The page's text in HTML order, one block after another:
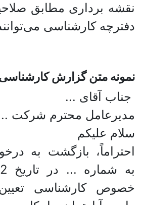
نقشه برداری مطابق
دفترچه کارشناسی
نمونه متن گزارش
جناب آقای ...
مدیرعامل محترم شرکت
سلام علیکم
احتراماً، بازگشت به
خصوص کارشناسی